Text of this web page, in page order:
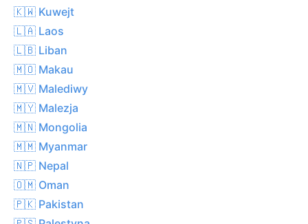
🇰🇼 Kuwejt
🇱🇦 Laos
🇱🇧 Liban
🇲🇴 Makau
🇲🇻 Malediwy
🇲🇾 Malezja
🇲🇳 Mongolia
🇲🇲 Myanmar
🇳🇵 Nepal
🇴🇲 Oman
🇵🇰 Pakistan